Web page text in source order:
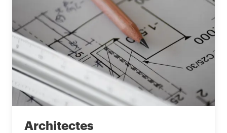
Architectes